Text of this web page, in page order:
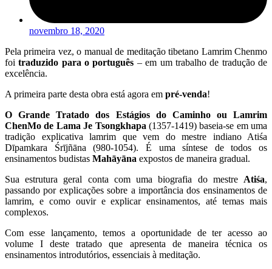
novembro 18, 2020
Pela primeira vez, o manual de meditação tibetano Lamrim Chenmo
foitraduzido para o português – em um trabalho de tradução de
excelência.
A primeira parte desta obra está agora em pré-venda!
O Grande Tratado dos Estágios do Caminho ou Lamrim
ChenMo de Lama Je Tsongkhapa (1357-1419) baseia-se em uma
tradição explicativa lamrim que vem do mestre indiano Atiśa
Dīpamkara Śrījñāna (980-1054). É uma síntese de todos os
ensinamentos budistas Mahāyāna expostos de maneira gradual.
Sua estrutura geral conta com uma biografia do mestre Atiśa,
passando por explicações sobre a importância dos ensinamentos de
lamrim, e como ouvir e explicar ensinamentos, até temas mais
complexos.
Com esse lançamento, temos a oportunidade de ter acesso ao
volume I deste tratado que apresenta de maneira técnica os
ensinamentos introdutórios, essenciais à meditação.